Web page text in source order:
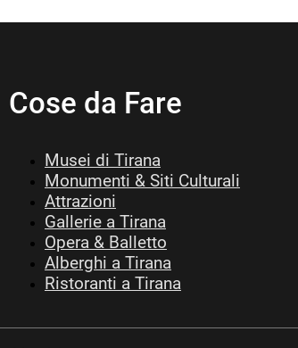
Cose da Fare
Musei di Tirana
Monumenti & Siti Culturali
Attrazioni
Gallerie a Tirana
Opera & Balletto
Alberghi a Tirana
Ristoranti a Tirana